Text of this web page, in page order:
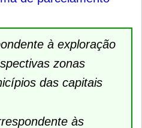
à exploração
zonas
das capitais
às